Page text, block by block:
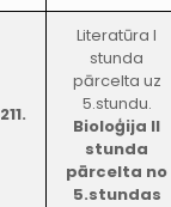
211.
Literatūra I
stunda
pārcelta uz
5.stundu.
Bioloģija II
stunda
pārcelta no
5.stundas